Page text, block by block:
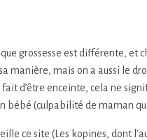
grossesse est différente, et
manière, mais on a aussi le
d’être enceinte, cela ne
bébé (culpabilité de maman
ce site (Les kopines, dont